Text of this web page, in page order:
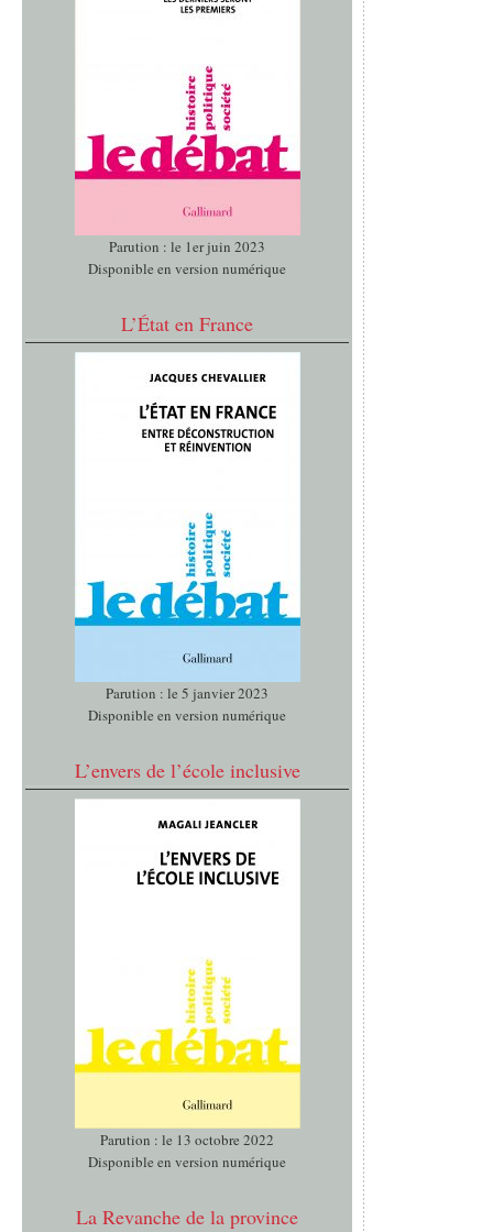
Parution : le 1er juin 2023
Disponible en version numérique
L’État en France
Parution : le 5 janvier 2023
Disponible en version numérique
L’envers de l’école inclusive
Parution : le 13 octobre 2022
Disponible en version numérique
La Revanche de la province